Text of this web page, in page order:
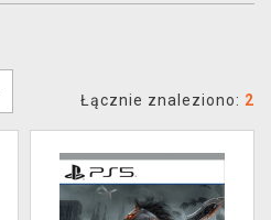
Łącznie znaleziono: 2